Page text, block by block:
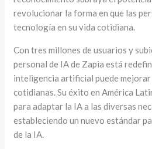
revolucionar la forma en que las
tecnología en su vida cotidiana.
Con tres millones de usuarios y
personal de IA de Zapia está
inteligencia artificial puede mejorar
cotidianas. Su éxito en América
para adaptar la IA a las diversas
estableciendo un nuevo estándar
de la IA.